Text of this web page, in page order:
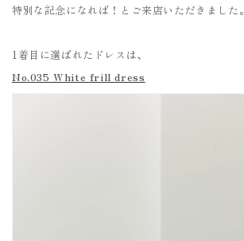
特別な記念になれば！とご来店いただきました。
1着目に選ばれたドレスは、
No.035 White frill dress